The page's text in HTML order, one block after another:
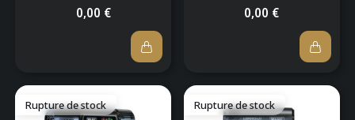
0,00 € 0,00 €
Rupture de stock Rupture de stock